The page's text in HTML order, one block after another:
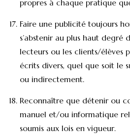
propres à chaque pratique
Faire une publicité toujours
s’abstenir au plus haut degré
lecteurs ou les clients/élèves
écrits divers, quel que soit le
ou indirectement.
Reconnaître que détenir ou
manuel et/ou informatique
soumis aux lois en vigueur.